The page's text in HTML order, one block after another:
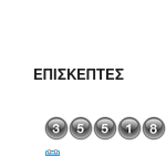
ΕΠΙΣΚΈΠΤΕΣ